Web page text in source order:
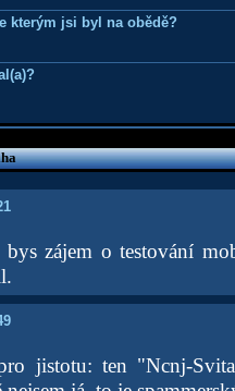
kterým jsi byl na obědě?
zájem o testování
jistotu: ten "Ncnj-